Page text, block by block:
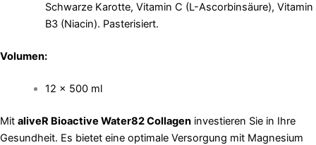
Schwarze Karotte, Vitamin C (L-Ascorbinsäure), Vitamin
B3 (Niacin). Pasterisiert.
Volumen:
12 x 500 ml
Mit aliveR Bioactive Water82 Collagen investieren Sie in Ihre
Gesundheit. Es bietet eine optimale Versorgung mit Magnesium